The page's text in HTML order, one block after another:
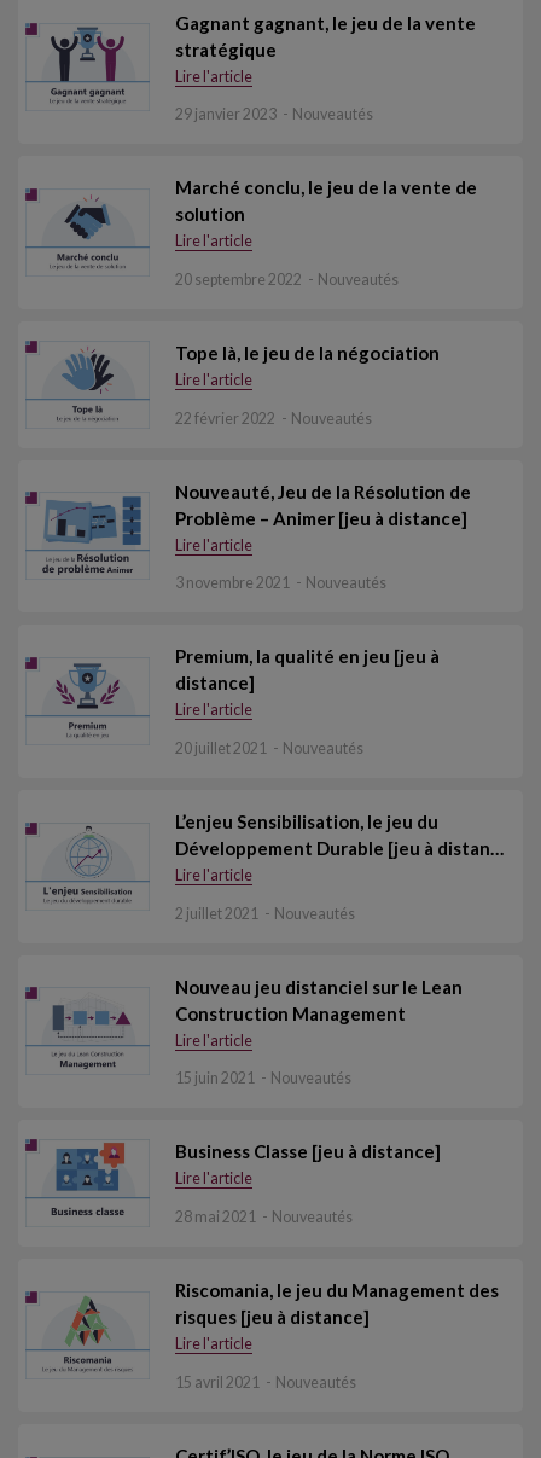
Gagnant gagnant, le jeu de la vente
stratégique
Lire l'article
29 janvier 2023 Nouveautés
Marché conclu, le jeu de la vente de
solution
Lire l'article
20 septembre 2022 Nouveautés
Tope là, le jeu de la négociation
Lire l'article
22 février 2022 Nouveautés
Nouveauté, Jeu de la Résolution de
Problème – Animer [jeu à distance]
Lire l'article
3 novembre 2021 Nouveautés
Premium, la qualité en jeu [jeu à
distance]
Lire l'article
20 juillet 2021 Nouveautés
L’enjeu Sensibilisation, le jeu du
Développement Durable [jeu à distan…
Lire l'article
2 juillet 2021 Nouveautés
Nouveau jeu distanciel sur le Lean
Construction Management
Lire l'article
15 juin 2021 Nouveautés
Business Classe [jeu à distance]
Lire l'article
28 mai 2021 Nouveautés
Riscomania, le jeu du Management des
risques [jeu à distance]
Lire l'article
15 avril 2021 Nouveautés